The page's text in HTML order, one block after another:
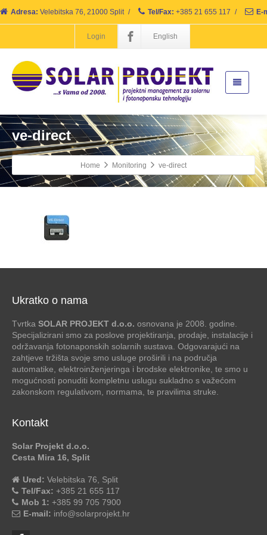
Adresa: Velebitska 76, 21000 Split / Tel/Fax: +385 21 655 117 / E-
Login English
ve-direct
Home Monitoring ve-direct
Ukratko o nama
Tvrtka SOLAR PROJEKT d.o.o. osnovana je 2008. godine.
Specijalizirani smo za poslove projektiranja, prodaje, instalacije i
održavanja fotonaponskih solarnih sustava. Odgovarajući na
zahtjeve tržišta svoje smo usluge proširili i na područja
automatike, elektroinženjeringa i brodske elektronike, te smo u
mogućnosti ponuditi kompletnu uslugu sukladno s važećom
zakonskom regulativom, normama, te pravilima struke.
Kontakt
Solar Projekt d.o.o.
Cesta Mira 16, Split
Ured: Velebitska 76, Split
Tel/Fax: +385 21 655 117
Mob 1: +385 99 705 7900
E-mail: info@solarprojekt.hr